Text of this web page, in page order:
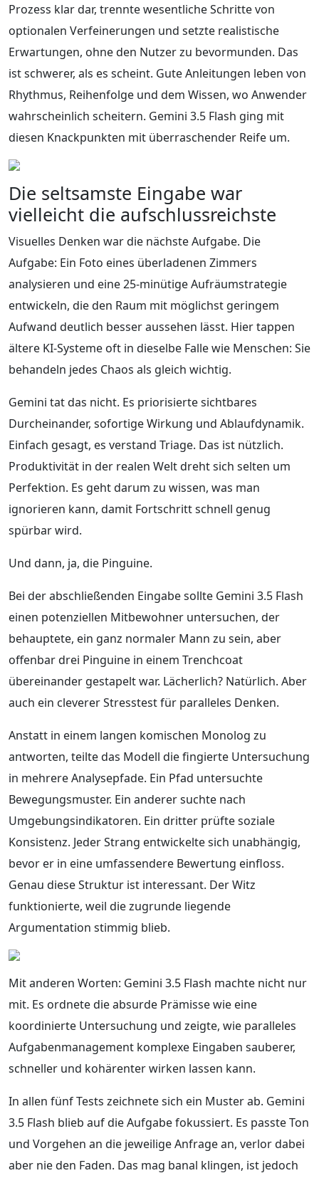
Prozess klar dar, trennte wesentliche Schritte von
optionalen Verfeinerungen und setzte realistische
Erwartungen, ohne den Nutzer zu bevormunden. Das
ist schwerer, als es scheint. Gute Anleitungen leben von
Rhythmus, Reihenfolge und dem Wissen, wo Anwender
wahrscheinlich scheitern. Gemini 3.5 Flash ging mit
diesen Knackpunkten mit überraschender Reife um.
Die seltsamste Eingabe war
vielleicht die aufschlussreichste
Visuelles Denken war die nächste Aufgabe. Die
Aufgabe: Ein Foto eines überladenen Zimmers
analysieren und eine 25-minütige Aufräumstrategie
entwickeln, die den Raum mit möglichst geringem
Aufwand deutlich besser aussehen lässt. Hier tappen
ältere KI-Systeme oft in dieselbe Falle wie Menschen: Sie
behandeln jedes Chaos als gleich wichtig.
Gemini tat das nicht. Es priorisierte sichtbares
Durcheinander, sofortige Wirkung und Ablaufdynamik.
Einfach gesagt, es verstand Triage. Das ist nützlich.
Produktivität in der realen Welt dreht sich selten um
Perfektion. Es geht darum zu wissen, was man
ignorieren kann, damit Fortschritt schnell genug
spürbar wird.
Und dann, ja, die Pinguine.
Bei der abschließenden Eingabe sollte Gemini 3.5 Flash
einen potenziellen Mitbewohner untersuchen, der
behauptete, ein ganz normaler Mann zu sein, aber
offenbar drei Pinguine in einem Trenchcoat
übereinander gestapelt war. Lächerlich? Natürlich. Aber
auch ein cleverer Stresstest für paralleles Denken.
Anstatt in einem langen komischen Monolog zu
antworten, teilte das Modell die fingierte Untersuchung
in mehrere Analysepfade. Ein Pfad untersuchte
Bewegungsmuster. Ein anderer suchte nach
Umgebungsindikatoren. Ein dritter prüfte soziale
Konsistenz. Jeder Strang entwickelte sich unabhängig,
bevor er in eine umfassendere Bewertung einfloss.
Genau diese Struktur ist interessant. Der Witz
funktionierte, weil die zugrunde liegende
Argumentation stimmig blieb.
Mit anderen Worten: Gemini 3.5 Flash machte nicht nur
mit. Es ordnete die absurde Prämisse wie eine
koordinierte Untersuchung und zeigte, wie paralleles
Aufgabenmanagement komplexe Eingaben sauberer,
schneller und kohärenter wirken lassen kann.
In allen fünf Tests zeichnete sich ein Muster ab. Gemini
3.5 Flash blieb auf die Aufgabe fokussiert. Es passte Ton
und Vorgehen an die jeweilige Anfrage an, verlor dabei
aber nie den Faden. Das mag banal klingen, ist jedoch